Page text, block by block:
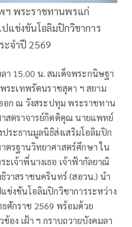
ฯ พระราชทานพรแก่
แข่งขันโอลิมปิกวิชาการ
ะจำปี 2569
า 15.00 น. สมเด็จพระกนิษฐา
ระเทพรัตนราชสุดา ฯ สยาม
อก ณ วังสระปทุม พระราชทาน
สตราจารย์กิตติคุณ นายแพทย์
ประธานมูลนิธิส่งเสริมโอลิมปิก
ตรฐานวิทยาศาสตร์ศึกษา ใน
เจ้าพี่นางเธอ เจ้าฟ้ากัลยาณิ
วาสราชนครินทร์ (สอวน.) นำ
ข่งขันโอลิมปิกวิชาการระหว่าง
ศักราช 2569 พร้อมด้วย
อง เฝ้า ฯ กราบถวายบังคมลา